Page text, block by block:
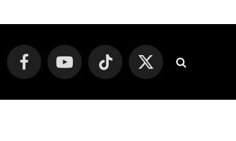
FacebookYouTube TikTok
X
(Twitter)